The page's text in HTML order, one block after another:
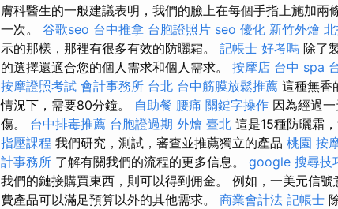
膚科醫生的一般建議表明，我們的臉上在每個手指上施加
一次。 谷歌seo 台中推拿 台胞證照片 seo 優化 新竹外燴
示的那樣，那裡有很多有效的防曬霜。 記帳士 好考嗎 除了
的選擇還適合您的個人需求和個人需求。 按摩店 台中 spa
按摩證照考試 會計事務所 台北 台中筋膜放鬆推薦 這種無香
情況下，需要80分鐘。 自助餐 腰痛 關鍵字操作 因為經過
傷。 台中排毒推薦 台胞證過期 外燴 臺北 這是15種防曬霜
指壓課程 我們研究，測試，審查並推薦獨立的產品 桃園 按
計事務所 了解有關我們的流程的更多信息。 google 搜尋技
我們的鏈接購買東西，則可以得到佣金。 例如，一美元信
費產品可以滿足預算以外的其他需求。 商業會計法 記帳士